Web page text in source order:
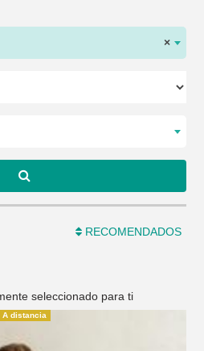
×
RECOMENDADOS
seleccionado para ti
A distancia